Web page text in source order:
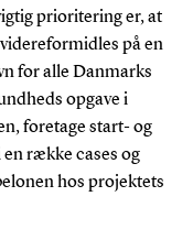
prioritering er, at
på en
for alle Danmarks
opgave i
foretage start- og
række cases og
hos projektets